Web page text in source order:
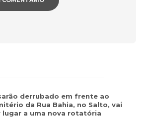
derrubado em frente ao
da Rua Bahia, no Salto, vai
lugar a uma nova rotatória